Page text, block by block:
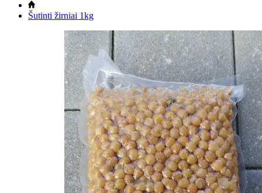
Šutinti žirniai 1kg